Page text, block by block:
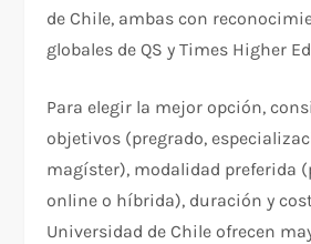
de Chile, ambas con
globales de QS y Times Higher
Para elegir la mejor opción,
objetivos (pregrado,
magíster), modalidad preferida
online o híbrida), duración y
Universidad de Chile ofrecen